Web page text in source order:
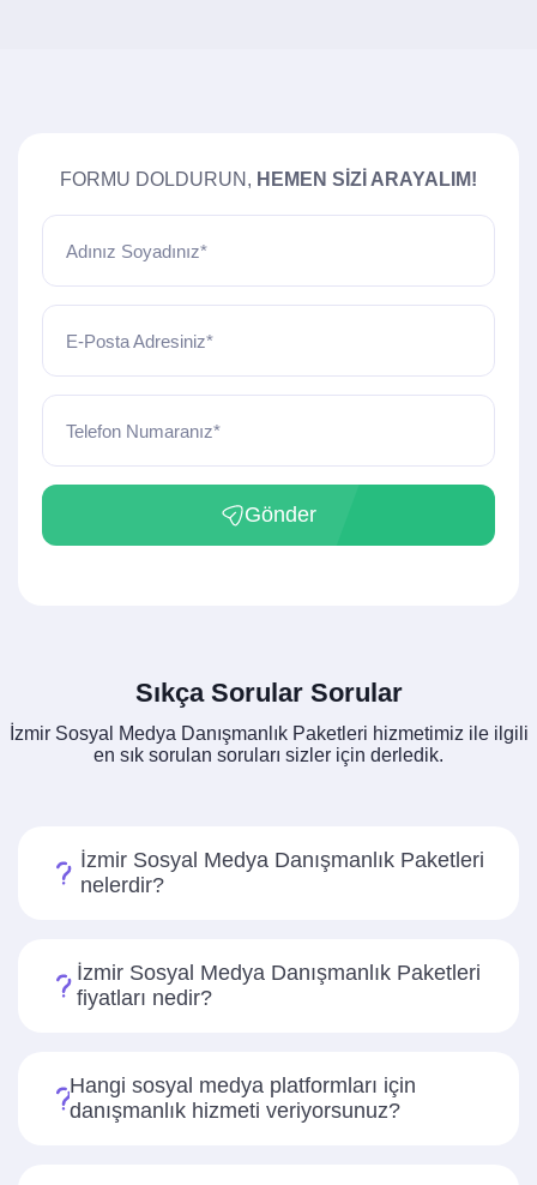
FORMU DOLDURUN, HEMEN SIZI ARAYALIM!
Adınız Soyadınız*
E-Posta Adresiniz*
Telefon Numaranız*
Gönder
Sıkça Sorular Sorular
İzmir Sosyal Medya Danışmanlık Paketleri hizmetimiz ile ilgili
en sık sorulan soruları sizler için derledik.
İzmir Sosyal Medya Danışmanlık Paketleri
nelerdir?
İzmir Sosyal Medya Danışmanlık Paketleri
fiyatları nedir?
Hangi sosyal medya platformları için
danışmanlık hizmeti veriyorsunuz?